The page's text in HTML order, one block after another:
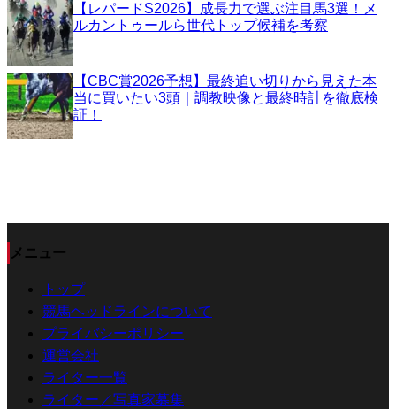
【レパードS2026】成長力で選ぶ注目馬3選！メ
ルカントゥールら世代トップ候補を考察
【CBC賞2026予想】最終追い切りから見えた本
当に買いたい3頭｜調教映像と最終時計を徹底検
証！
メニュー
トップ
競馬ヘッドラインについて
プライバシーポリシー
運営会社
ライター一覧
ライター／写真家募集